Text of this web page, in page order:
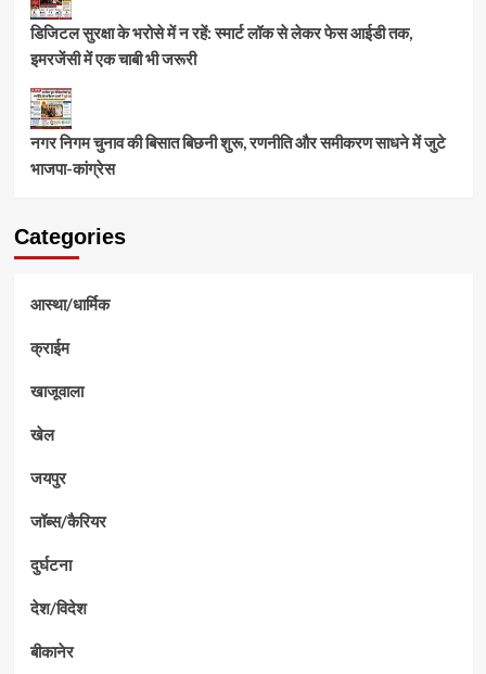
डिजिटल सुरक्षा के भरोसे में न रहें: स्मार्ट लॉक से लेकर फेस आईडी तक,
इमरजेंसी में एक चाबी भी जरूरी
नगर निगम चुनाव की बिसात बिछनी शुरू, रणनीति और समीकरण साधने में जुटे
भाजपा-कांग्रेस
Categories
आस्था/धार्मिक
क्राईम
खाजूवाला
खेल
जयपुर
जॉब्स/कैरियर
दुर्घटना
देश/विदेश
बीकानेर